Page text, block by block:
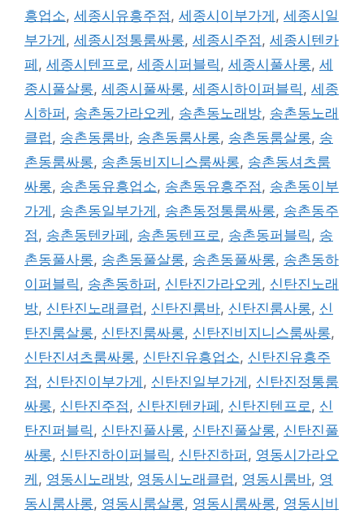
흥업소, 세종시유흥주점 , 세종시이부가게 , 세종시일
부가게 , 세종시정통룸싸롱, 세종시주점 , 세종시텐카
페 , 세종시텐프로 , 세종시퍼블릭 , 세종시풀사롱, 세
종시풀살롱, 세종시풀싸롱, 세종시하이퍼블릭 , 세종
시하퍼 , 송촌동가라오케 , 송촌동노래방, 송촌동노래
클럽 , 송촌동룸바, 송촌동룸사롱, 송촌동룸살롱, 송
촌동룸싸롱, 송촌동비지니스룸싸롱, 송촌동셔츠룸
싸롱, 송촌동유흥업소, 송촌동유흥주점 , 송촌동이부
가게 , 송촌동일부가게 , 송촌동정통룸싸롱, 송촌동주
점 , 송촌동텐카페 , 송촌동텐프로 , 송촌동퍼블릭 , 송
촌동풀사롱, 송촌동풀살롱, 송촌동풀싸롱, 송촌동하
이퍼블릭 , 송촌동하퍼 , 신탄진가라오케 , 신탄진노래
방, 신탄진노래클럽 , 신탄진룸바, 신탄진룸사롱, 신
탄진룸살롱, 신탄진룸싸롱, 신탄진비지니스룸싸롱,
신탄진셔츠룸싸롱, 신탄진유흥업소, 신탄진유흥주
점 , 신탄진이부가게 , 신탄진일부가게 , 신탄진정통룸
싸롱, 신탄진주점 , 신탄진텐카페 , 신탄진텐프로 , 신
탄진퍼블릭 , 신탄진풀사롱, 신탄진풀살롱, 신탄진풀
싸롱, 신탄진하이퍼블릭 , 신탄진하퍼 , 영동시가라오
케 , 영동시노래방, 영동시노래클럽 , 영동시룸바, 영
동시룸사롱, 영동시룸살롱, 영동시룸싸롱, 영동시비